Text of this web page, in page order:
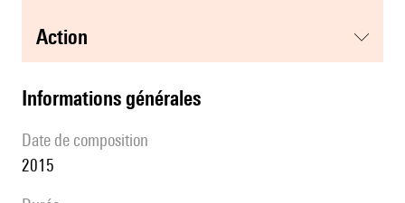
action
informations générales
date de composition
2015